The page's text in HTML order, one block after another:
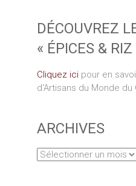
DÉCOUVREZ
« ÉPICES & RIZ
Cliquez ici pour en
d'Artisans du Monde du
ARCHIVES